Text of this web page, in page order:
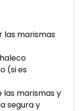
las marismas
(si es
las marismas y
segura y